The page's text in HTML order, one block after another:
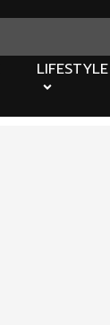
LIFESTYLE